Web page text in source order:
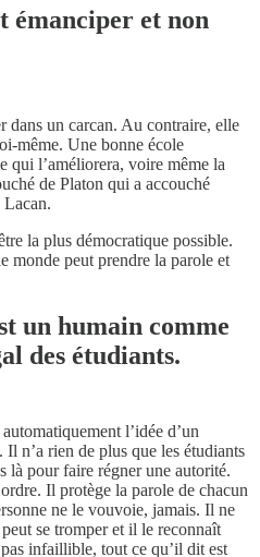
émanciper et non
dans un carcan. Au contraire, elle
même. Une bonne école
qui l’améliorera, voire même la
de Platon qui a accouché
Lacan.
la plus démocratique possible.
monde peut prendre la parole et
un humain comme
des étudiants.
l’idée d’un
Il n’a rien de plus que les étudiants
là pour faire régner une autorité.
Il protège la parole de chacun
ne le vouvoie, jamais. Il ne
se tromper et il le reconnaît
infaillible, tout ce qu’il dit est